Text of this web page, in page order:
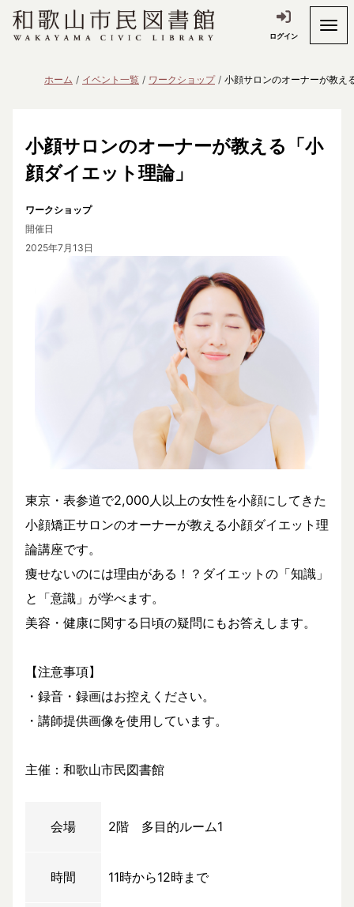
ログイン
ホーム イベント一覧 ワークショップ 小顔サロンのオーナーが教え
小顔サロンのオーナーが教える「小
顔ダイエット理論」
ワークショップ
開催日
2025年7月13日
東京・表参道で2,000人以上の女性を小顔にしてきた
小顔矯正サロンのオーナーが教える小顔ダイエット理
論講座です。
痩せないのには理由がある！？ダイエットの「知識」
と「意識」が学べます。
美容・健康に関する日頃の疑問にもお答えします。
【注意事項】
・録音・録画はお控えください。
・講師提供画像を使用しています。
主催：和歌山市民図書館
会場 2階 多目的ルーム1
時間 11時から12時まで